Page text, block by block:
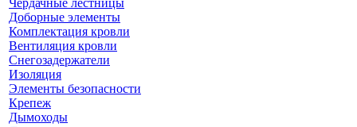
Чердачные лестницы
Доборные элементы
Комплектация кровли
Вентиляция кровли
Снегозадержатели
Изоляция
Элементы безопасности
Крепеж
Дымоходы